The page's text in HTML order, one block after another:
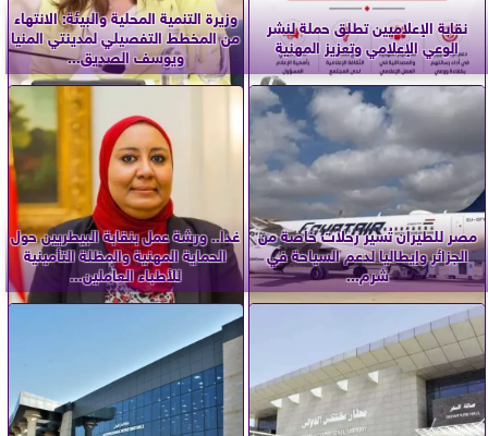
نقابة الإعلاميين تطلق حملة لنشر
الوعي الإعلامي وتعزيز المهنية
وزيرة التنمية المحلية والبيئة: الانتهاء
من المخطط التفصيلي لمدينتي المنيا
ويوسف الصديق...
مصر للطيران تُسير رحلات خاصة من
الجزائر وإيطاليا لدعم السياحة في
شرم...
غدا.. ورشة عمل بنقابة البيطريين حول
الحماية المهنية والمظلة التأمينية
للأطباء العاملين...